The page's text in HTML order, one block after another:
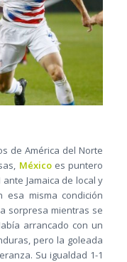
de América del Norte
Méxicoes puntero
Jamaica de local y
misma condición
sorpresa mientras se
arrancado con un
pero la goleada
Su igualdad 1-1